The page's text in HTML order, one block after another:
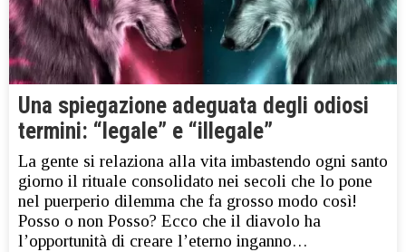
Una spiegazione adeguata degli odiosi
termini: “legale” e “illegale”
La gente si relaziona alla vita imbastendo ogni santo
giorno il rituale consolidato nei secoli che lo pone
nel puerperio dilemma che fa grosso modo così!
Posso o non Posso? Ecco che il diavolo ha
l’opportunità di creare l’eterno inganno…